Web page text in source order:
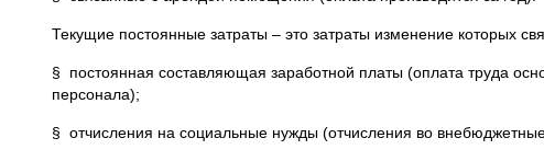
Текущие постоянные затраты – это затраты изменение которых
§ постоянная составляющая заработной платы (оплата труда
персонала);
§ отчисления на социальные нужды (отчисления во